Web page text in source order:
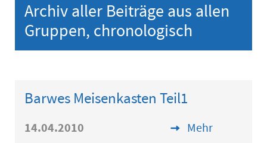
Archiv aller Beiträge aus allen
Gruppen, chronologisch
Barwes Meisenkasten Teil1
14.04.2010 Mehr